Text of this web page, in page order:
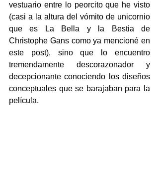
vestuario entre lo peorcito que he visto
(casi a la altura del vómito de unicornio
que es La Bella y la Bestia de
Christophe Gans como ya mencioné en
este post), sino que lo encuentro
tremendamente descorazonador y
decepcionante conociendo los diseños
conceptuales que se barajaban para la
película.